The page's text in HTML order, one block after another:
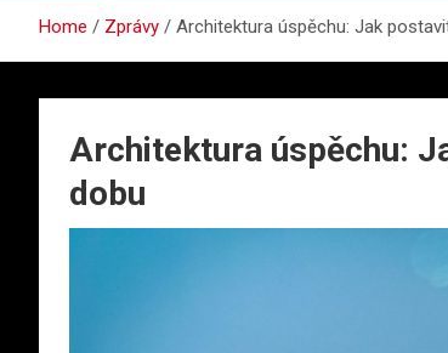
Home Zprávy Architektura úspěchu: Jak
Architektura úspěchu:
dobu